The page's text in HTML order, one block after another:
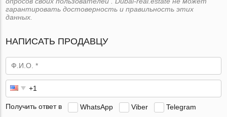
гарантировать достоверность и правильность этих
данных.
НАПИСАТЬ ПРОДАВЦУ
Получить ответ в WhatsApp Viber Telegram